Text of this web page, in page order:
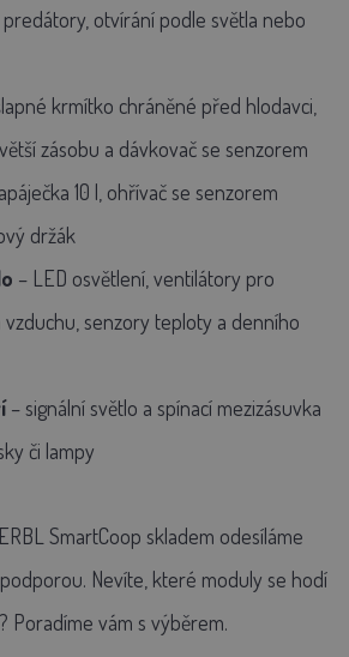
otvírání podle světla nebo
krmítko chráněné před hlodavci,
zásobu a dávkovač se senzorem
10 l, ohřívač se senzorem
držák
– LED osvětlení, ventilátory pro
senzory teploty a denního
– signální světlo a spínací mezizásuvka
či lampy
SmartCoop skladem odesíláme
Nevíte, které moduly se hodí
Poradíme vám s výběrem.